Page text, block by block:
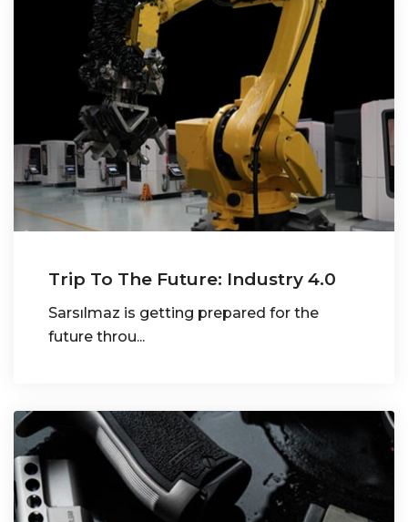
Trip To The Future: Industry 4.0
Sarsılmaz is getting prepared for the
future throu...